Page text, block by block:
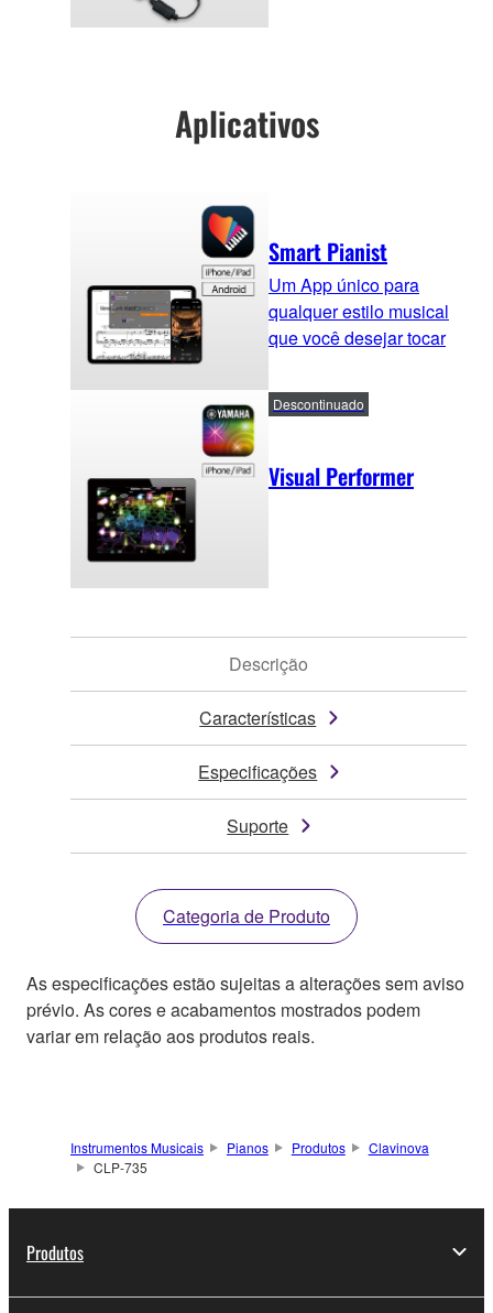
Aplicativos
Smart Pianist
Um App único para
qualquer estilo musical
que você desejar tocar
Visual Performer
Descontinuado
Descrição
Características
Especificações
Suporte
Categoria de Produto
As especificações estão sujeitas a alterações sem aviso
prévio. As cores e acabamentos mostrados podem
variar em relação aos produtos reais.
Instrumentos Musicais Pianos Produtos
Clavinova
CLP-735
Produtos